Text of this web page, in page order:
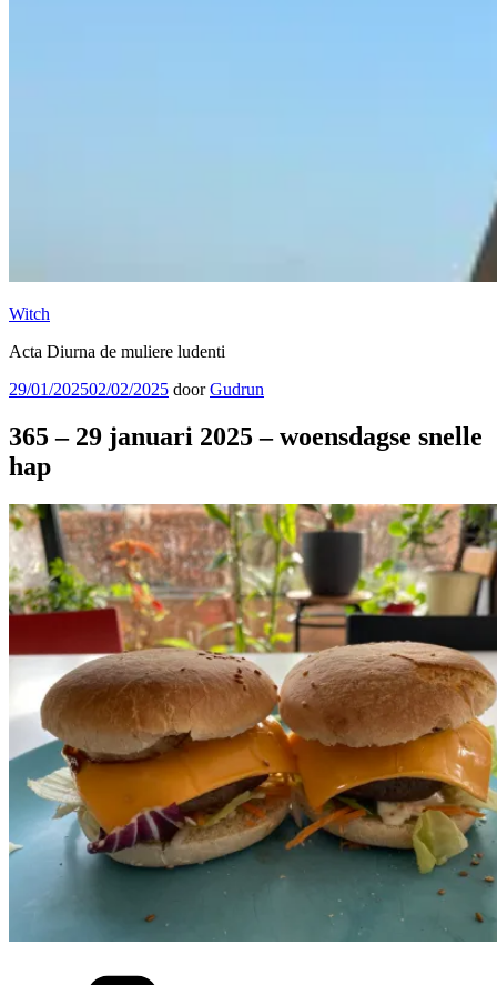
Witch
Acta Diurna de muliere ludenti
Geplaatst
29/01/202502/02/2025 doorGudrun
365 – 29 januari 2025 – woensdagse snelle
hap